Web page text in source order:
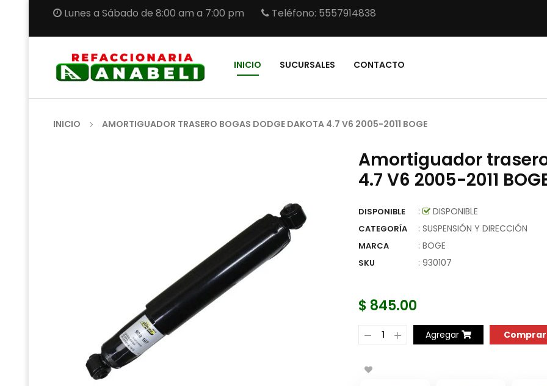
Lunes a Sábado de 8:00 am a 7:00 pm Teléfono: 5557914838
INICIO SUCURSALES CONTACTO
INICIO AMORTIGUADOR TRASERO BOGAS DODGE DAKOTA 4.7 V6 2005-2011 BOGE
Amortiguador trasero
4.7 V6 2005-2011
DISPONIBLE : DISPONIBLE
CATEGORÍA : SUSPENSIÓN Y DIRECCIÓN
MARCA : BOGE
SKU : 930107
$ 845.00
Agregar COMPRAR